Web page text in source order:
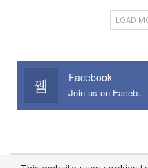
LOAD
Facebook
Join us on Facebook